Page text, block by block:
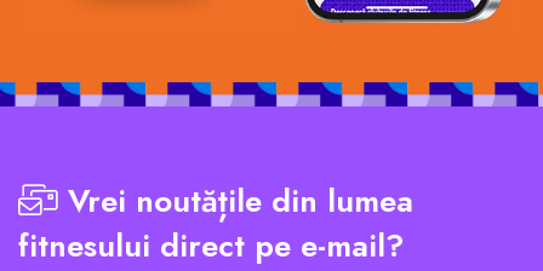
Vrei noutățile din lumea
fitnesului direct pe e-mail?